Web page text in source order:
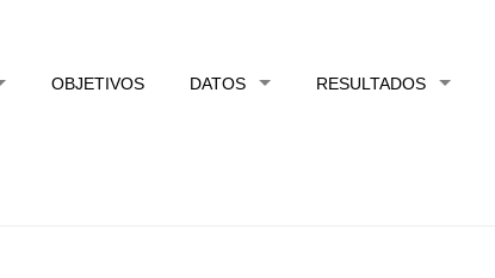
OBJETIVOS DATOS RESULTADOS